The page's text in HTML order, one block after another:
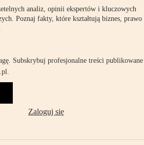
analiz, opinii ekspertów i kluczowych
Poznaj fakty, które kształtują biznes, prawo
Subskrybuj profesjonalne treści publikowane
Zaloguj się